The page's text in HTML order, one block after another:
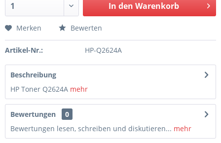
In den Warenkorb
Merken Bewerten
Artikel-Nr.: HP-Q2624A
Beschreibung
HP Toner Q2624A mehr
Bewertungen
0
Bewertungen lesen, schreiben und diskutieren... mehr